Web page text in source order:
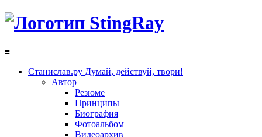
≡
Станислав.ру Думай, действуй, твори!
Автор
Резюме
Принципы
Биография
Фотоальбом
Видеоархив